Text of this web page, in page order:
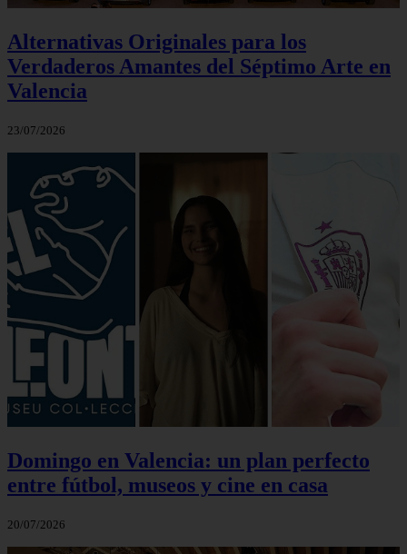
Alternativas Originales para los
Verdaderos Amantes del Séptimo Arte en
Valencia
23/07/2026
Domingo en Valencia: un plan perfecto
entre fútbol, museos y cine en casa
20/07/2026